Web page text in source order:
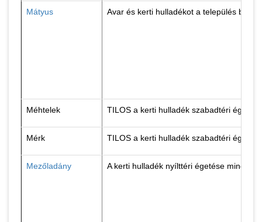
Mátyus Avar és kerti hulladékot a település
Méhtelek TILOS a kerti hulladék szabadtéri
Mérk TILOS a kerti hulladék szabadtéri
Mezőladány A kerti hulladék nyílttéri égetése minden